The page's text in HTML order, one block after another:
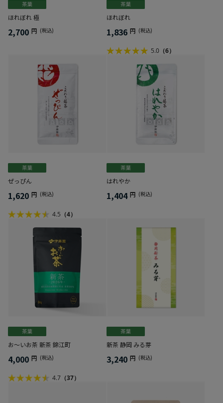
ほれぼれ 極
2,700 円 (税込)
ほれぼれ
1,836 円 (税込)
5.0 （6）
ぜっぴん
1,620 円 (税込)
4.5 （4）
はれやか
1,404 円 (税込)
お～いお茶 新茶 錦江町
4,000 円 (税込)
4.7 （37）
新茶 静岡 みる芽
3,240 円 (税込)